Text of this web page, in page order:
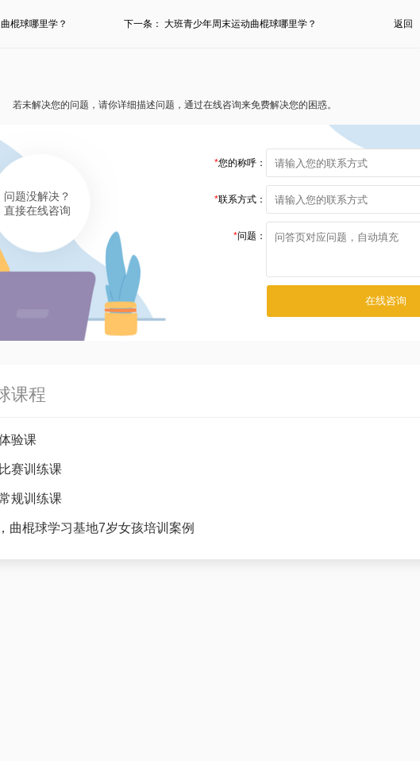
棍球哪里学？ 下一条： 大班青少年周末运动曲棍球哪里学？ 返回
若未解决您的问题，请你详细描述问题，通过在线咨询来免费解决您的困惑。
问题没解决？
直接在线咨询
*您的称呼：
*联系方式：
*问题：
课程
验课
赛训练课
规训练课
曲棍球学习基地7岁女孩培训案例